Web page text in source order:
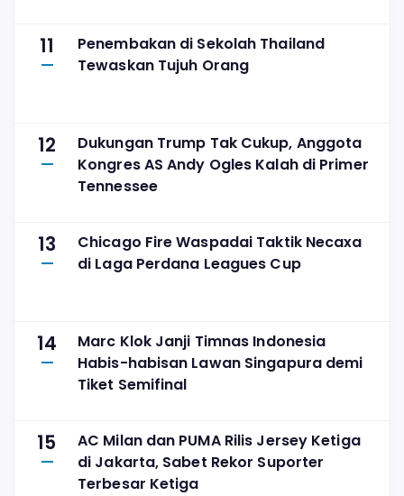
11
Penembakan di Sekolah Thailand
Tewaskan Tujuh Orang
12
Dukungan Trump Tak Cukup, Anggota
Kongres AS Andy Ogles Kalah di Primer
Tennessee
13
Chicago Fire Waspadai Taktik Necaxa
di Laga Perdana Leagues Cup
14
Marc Klok Janji Timnas Indonesia
Habis-habisan Lawan Singapura demi
Tiket Semifinal
15
AC Milan dan PUMA Rilis Jersey Ketiga
di Jakarta, Sabet Rekor Suporter
Terbesar Ketiga